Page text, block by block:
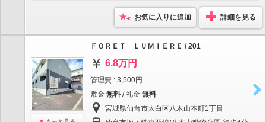
お気に入りに追加 詳細を見る
ＦＯＲＥＴ ＬＵＭＩＥＲＥ / 201
6.8万円
管理費 : 3,500円
敷金 無料 / 礼金 無料
宮城県仙台市太白区八木山本町1丁目